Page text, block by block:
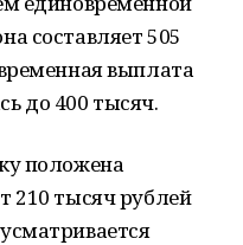
составляет 505
выплата
до 400 тысяч.
положена
210 тысяч рублей